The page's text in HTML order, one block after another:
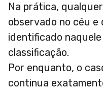
Na prática,
observado no céu e
identificado
classificação.
Por enquanto, o
continua